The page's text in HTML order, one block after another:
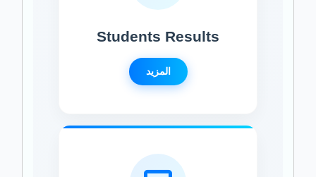
Students Results
المزيد